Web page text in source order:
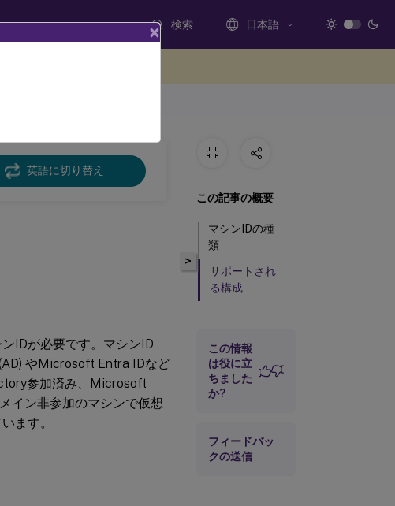
検索 日本語
英語に切り替え
IDが必要です。マシンID
やMicrosoft Entra IDなど
参加済み、Microsoft
イン非参加のマシンで仮想
ます。
>
この記事の概要
マシンIDの種
類
サポートされ
る構成
この情報
は役に立
ちました
か?
フィードバッ
クの送信
×